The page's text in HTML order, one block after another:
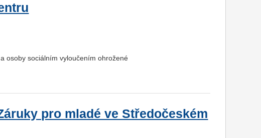
osoby sociálním vyloučením ohrožené
pro mladé ve Středočeském